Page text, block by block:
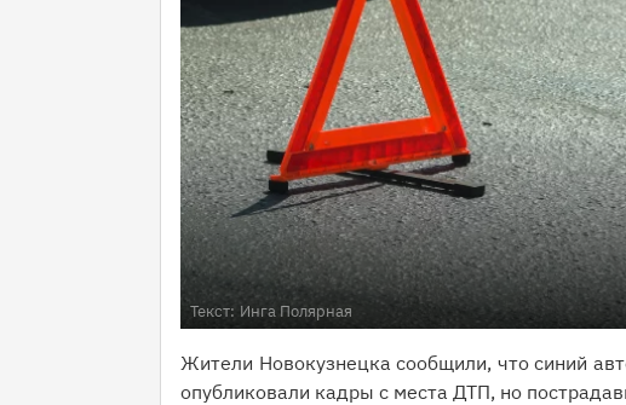
Текст: Инга Полярная
Жители Новокузнецка сообщили, что синий
опубликовали кадры с места ДТП, но